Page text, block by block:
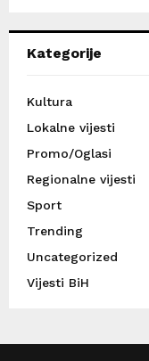
Kategorije
Kultura
Lokalne vijesti
Promo/Oglasi
Regionalne vijesti
Sport
Trending
Uncategorized
Vijesti BiH